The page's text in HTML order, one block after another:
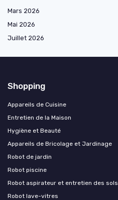
Mars 2026
Mai 2026
Juillet 2026
Shopping
Appareils de Cuisine
Entretien de la Maison
Hygiène et Beauté
Appareils de Bricolage et Jardinage
Robot de jardin
Robot piscine
Robot aspirateur et entretien des sols
Robot lave-vitres